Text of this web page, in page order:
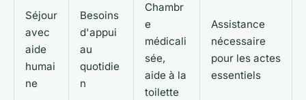
Séjour
avec
aide
humai
ne
Besoins
d'appui
au
quotidie
n
Chambr
e
médicali
sée,
aide à la
toilette
Assistance
nécessaire
pour les actes
essentiels